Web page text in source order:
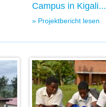
Campus in Kigali...
» Projektbericht lesen